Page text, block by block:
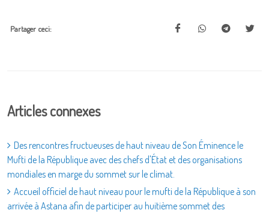
Partager ceci:
Articles connexes
Des rencontres fructueuses de haut niveau de Son Éminence le
Mufti de la République avec des chefs d'État et des organisations
mondiales en marge du sommet sur le climat.
Accueil officiel de haut niveau pour le mufti de la République à son
arrivée à Astana afin de participer au huitième sommet des